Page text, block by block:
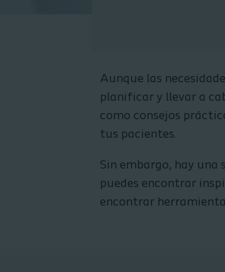
Aunque las
planificar y llevar a
como consejos
tus pacientes.
Sin embargo, hay una
puedes encontrar
encontrar